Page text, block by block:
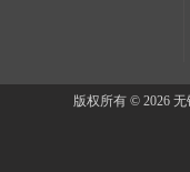
版权所有 © 2026